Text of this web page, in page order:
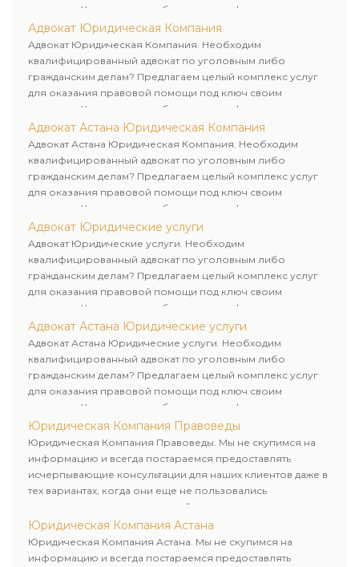
клиентам. Комплексное обслуживание физических и
юридических лиц. Индивидуальный подход к каждому
клиенту.
Адвокат Юридическая Компания
Адвокат Юридическая Компания. Необходим
квалифицированный адвокат по уголовным либо
гражданским делам? Предлагаем целый комплекс услуг
для оказания правовой помощи под ключ своим
клиентам. Комплексное обслуживание физических и
юридических лиц. Индивидуальный подход к каждому
клиенту.
Адвокат Астана Юридическая Компания
Адвокат Астана Юридическая Компания. Необходим
квалифицированный адвокат по уголовным либо
гражданским делам? Предлагаем целый комплекс услуг
для оказания правовой помощи под ключ своим
клиентам. Комплексное обслуживание физических и
юридических лиц. Индивидуальный подход к каждому
клиенту.
Адвокат Юридические услуги
Адвокат Юридические услуги. Необходим
квалифицированный адвокат по уголовным либо
гражданским делам? Предлагаем целый комплекс услуг
для оказания правовой помощи под ключ своим
клиентам. Комплексное обслуживание физических и
юридических лиц. Индивидуальный подход к каждому
клиенту.
Адвокат Астана Юридические услуги
Адвокат Астана Юридические услуги. Необходим
квалифицированный адвокат по уголовным либо
гражданским делам? Предлагаем целый комплекс услуг
для оказания правовой помощи под ключ своим
клиентам. Комплексное обслуживание физических и
юридических лиц. Индивидуальный подход к каждому
клиенту.
Юридическая Компания Правоведы
Юридическая Компания Правоведы. Мы не скупимся на
информацию и всегда постараемся предоставлять
исчерпывающие консультации для наших клиентов даже в
тех вариантах, когда они еще не пользовались
юридическими услугами нашей компании.
Юридическая Компания Астана
Юридическая Компания Астана. Мы не скупимся на
информацию и всегда постараемся предоставлять